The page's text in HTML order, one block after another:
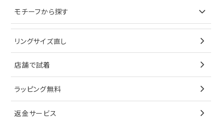
ブレスレット
ペンダントトップ
ブローチ
その他
イヤリング
ブレスレット
ペンダントトップ
ブローチ
キーケース
サングラス
シューズ
香水
オメガ
シャネル
タグホイヤー
カルティエ
ティファニー
ブルガリ
カルティエ
ウノアエレ
4℃
モチーフから探す
星
リボン
花
リングサイズ直し
店舗で試着
ラッピング無料
返金サービス